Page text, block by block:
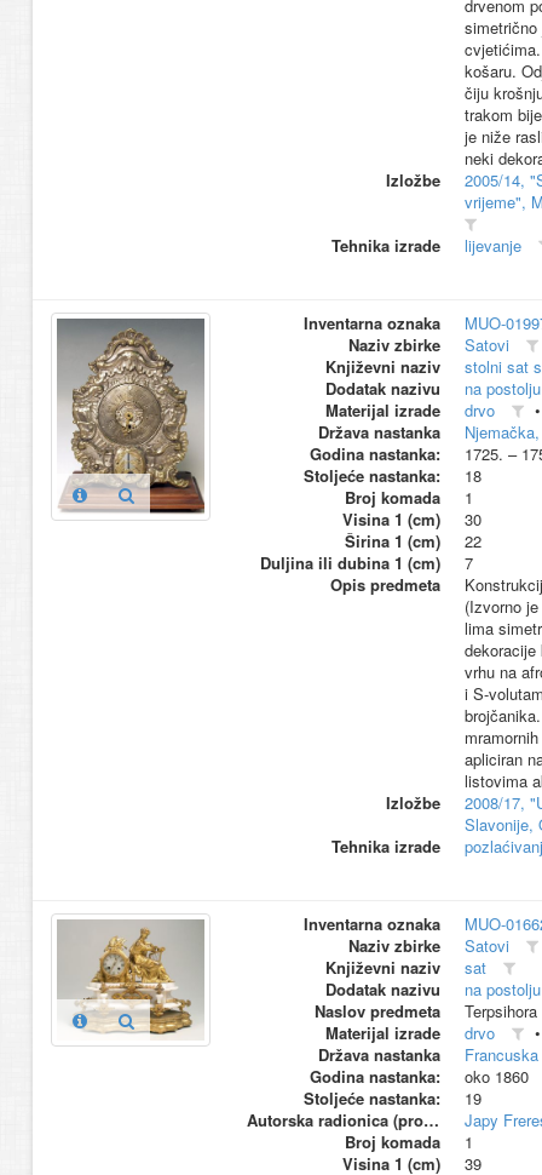
drvenom
košaru.
čiju
trakom
je niže
neki
Izložbe
2005/14,
vrijeme",
Tehnika izrade
lijevanje
Inventarna oznaka
MUO-
Naziv zbirke
Satovi
Književni naziv
stolni sat
Dodatak nazivu
na postolju
Materijal izrade
drvo
Država nastanka
Godina nastanka:
1725. –
Stoljeće nastanka:
18
Broj komada
1
Visina 1 (cm)
30
Širina 1 (cm)
22
Duljina ili dubina 1 (cm)
7
Opis predmeta
(Izvorno
lima
dekoracije
vrhu na
i S-
apliciran
listovima
Izložbe
2008/17,
Slavonije,
Tehnika izrade
Inventarna oznaka
MUO-
Naziv zbirke
Satovi
Književni naziv
sat
Dodatak nazivu
na postolju
Naslov predmeta
Terpsihora
Materijal izrade
drvo
Država nastanka
Francuska
Godina nastanka:
oko 1860
Stoljeće nastanka:
19
Autorska radionica (proizvođač)
Japy
Broj komada
1
Visina 1 (cm)
39